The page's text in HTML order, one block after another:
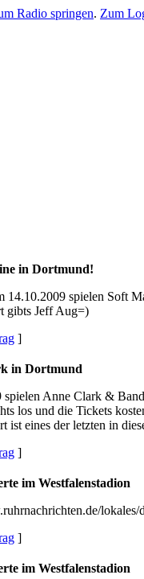
Radio springen. Zum
in Dortmund!
14.10.2009 spielen Soft
gibts Jeff Aug=)
]
in Dortmund
spielen Anne Clark &
los und die Tickets
ist eines der letzten in
]
im Westfalenstadion
]
im Westfalenstadion